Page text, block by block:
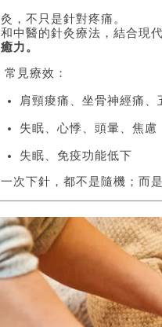
，不只是針對疼痛。
中醫的針灸療法，結合現
力。
常見療效：
肩頸痠痛、坐骨神經痛、
失眠、心悸、頭暈、焦慮
失眠、免疫功能低下
次下針，都不是隨機；而